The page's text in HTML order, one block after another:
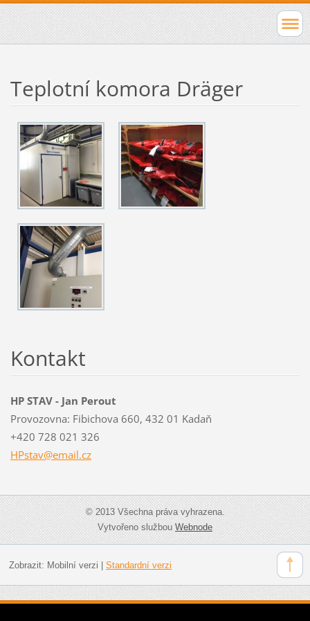
Teplotní komora Dräger
Kontakt
HP STAV - Jan Perout
Provozovna: Fibichova 660, 432 01 Kadaň
+420 728 021 326
HPstav@email.cz
© 2013 Všechna práva vyhrazena.
Vytvořeno službouWebnode
Zobrazit: Mobilní verzi Standardní verzi